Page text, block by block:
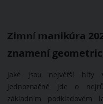
Zimní manikúra
znamení
Jaké jsou největší hity
Jednoznačně jde o
základním podkladovém